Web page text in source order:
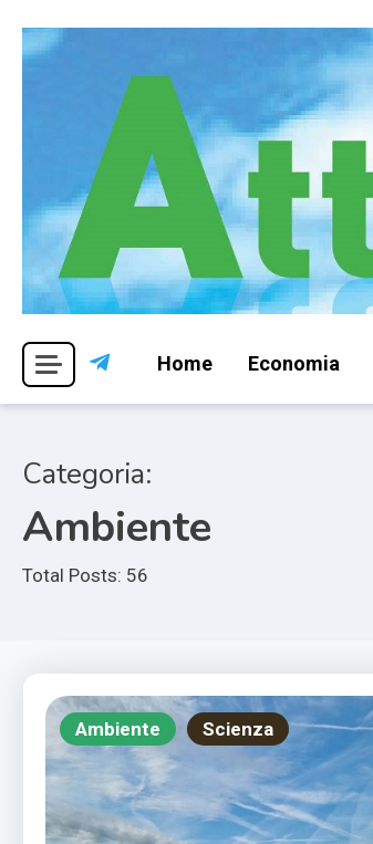
Attivismo.info
Home Economia
Categoria:
Ambiente
Total Posts: 56
Ambiente Scienza